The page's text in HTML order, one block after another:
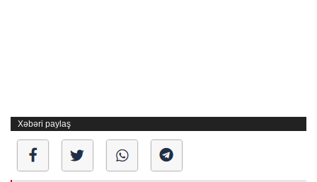
Xəbəri paylaş